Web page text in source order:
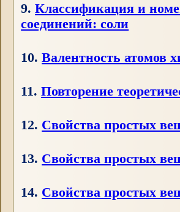
9.Классификация и
соединений: соли
10.Валентность атомов
11.Повторение
12. Свойства простых
13. Свойства простых
14. Свойства простых